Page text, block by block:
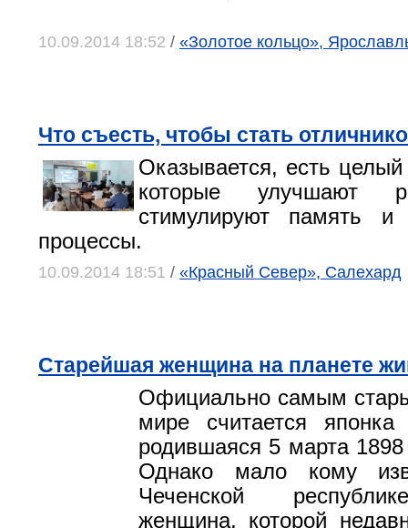
10.09.2014 18:52 / «Золотое кольцо»,
Что съесть, чтобы стать
Оказывается, есть целый
которые улучшают
стимулируют память и
процессы.
10.09.2014 18:51 / «Красный Север», Салехард
Старейшая женщина на планете
Официально самым
мире считается
родившаяся 5 марта 1898
Однако мало кому
Чеченской
женщина, которой